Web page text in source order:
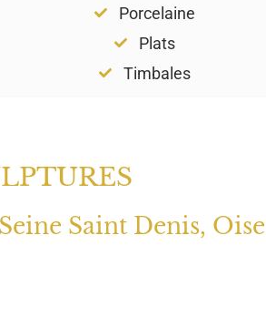
Porcelaine
Plats
Timbales
Saint Denis, Oise